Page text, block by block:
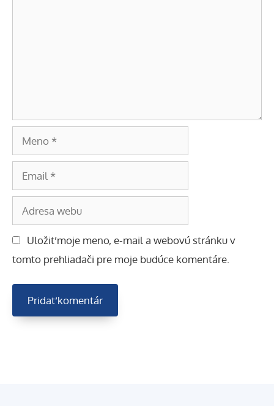
Meno
Email
Adresa
webu
Uložiť moje meno, e-mail a webovú stránku v
tomto prehliadači pre moje budúce komentáre.